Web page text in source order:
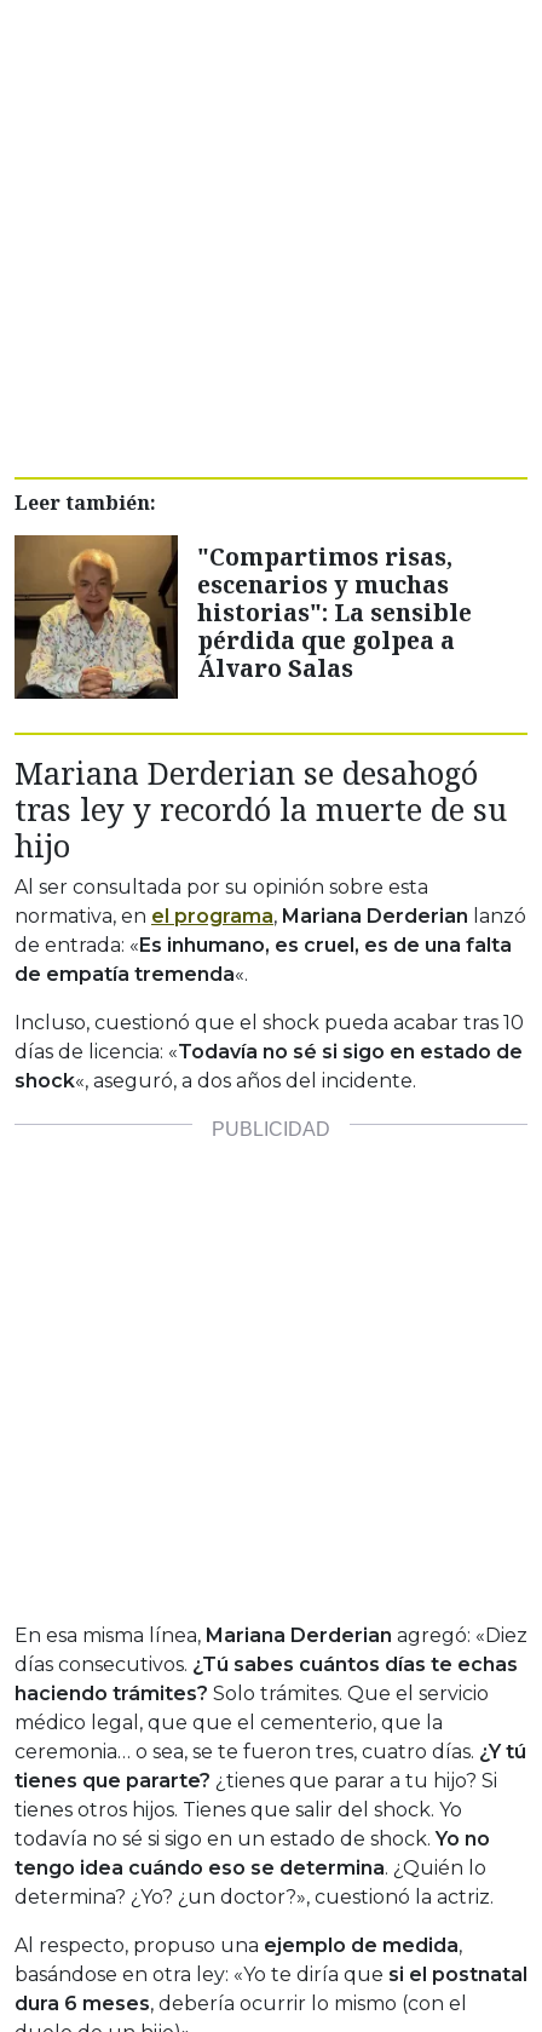
Leer también:
"Compartimos risas,
escenarios y muchas
historias": La sensible
pérdida que golpea a
Álvaro Salas
Mariana Derderian se desahogó
tras ley y recordó la muerte de su
hijo
Al ser consultada por su opinión sobre esta
normativa, en el programa, Mariana Derderian lanzó
de entrada: « Es inhumano, es cruel, es de una falta
de empatía tremenda«.
Incluso, cuestionó que el shock pueda acabar tras 10
días de licencia: «Todavía no sé si sigo en estado de
shock«, aseguró, a dos años del incidente.
En esa misma línea, Mariana Derderian agregó: «Diez
días consecutivos. ¿Tú sabes cuántos días te echas
haciendo trámites? Solo trámites. Que el servicio
médico legal, que que el cementerio, que la
ceremonia… o sea, se te fueron tres, cuatro días. ¿Y tú
tienes que pararte? ¿tienes que parar a tu hijo? Si
tienes otros hijos. Tienes que salir del shock. Yo
todavía no sé si sigo en un estado de shock.Yo no
tengo idea cuándo eso se determina. ¿Quién lo
determina? ¿Yo? ¿un doctor?», cuestionó la actriz.
Al respecto, propuso una ejemplo de medida,
basándose en otra ley: «Yo te diría que si el postnatal
dura 6 meses, debería ocurrir lo mismo (con el